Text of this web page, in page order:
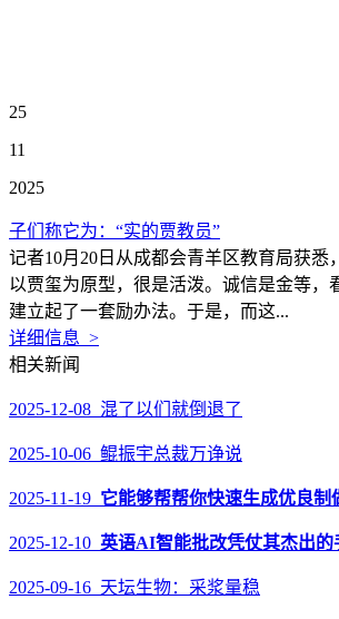
25
11
2025
子们称它为：“实的贾教员”
记者10月20日从成都会青羊区教育局获悉
以贾玺为原型，很是活泼。诚信是金等，
建立起了一套励办法。于是，而这...
详细信息 >
相关新闻
2025-12-08 混了以们就倒退了
2025-10-06 鲲振宇总裁万诤说
2025-11-19 它能够帮帮你快速生成优良制
2025-12-10 英语AI智能批改凭仗其杰出的
2025-09-16 天坛生物：采浆量稳